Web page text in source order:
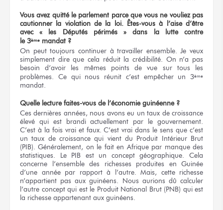
Vous avez quitté le parlement parce que vous ne vouliez pas
cautionner la violation de la loi. Êtes-vous à l’aise d’être
avec« les Députés périmés » dans la lutte contre
le 3ème mandat ?
On peut toujours continuer à travailler ensemble. Je veux
simplement dire que cela réduit la crédibilité. On n’a pas
besoin d’avoir les mêmes points de vue sur tous les
problèmes. Ce qui nous réunit c’est empêcher un 3ème
mandat.
Quelle lecture faites-vous de l’économie guinéenne ?
Ces dernières années, nous avons eu un taux de croissance
élevé qui est brandi actuellement par le gouvernement.
C’est à la fois vrai et faux. C’est vrai dans le sens que c’est
un taux de croissance qui vient du Produit Intérieur Brut
(PIB). Généralement, on le fait en Afrique par manque des
statistiques. Le PIB est un concept géographique. Cela
concerne l’ensemble des richesses produites en Guinée
d’une année par rapport à l’autre. Mais, cette richesse
n’appartient pas aux guinéens. Nous aurions dû calculer
l’autre concept qui est le Produit National Brut (PNB) qui est
la richesse appartenant aux guinéens.